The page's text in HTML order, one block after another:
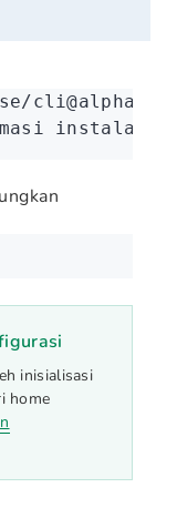
cli@alpha
instalasi
inisialisasi
home